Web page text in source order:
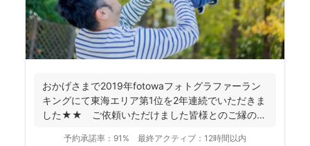
おかげさまで2019年fotowaフォトグラファーラン
キングにて東海エリア第1位を2年連続でいただきま
した★★ ご依頼いただけました皆様とのご縁のお
予約承諾率： 91% 最終アクティブ： 12時間以内